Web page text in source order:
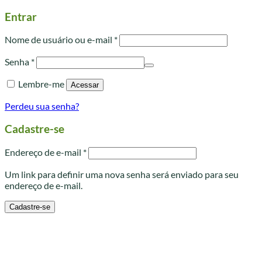
Entrar
Nome de usuário ou e-mail *Obrigatório
Senha *Obrigatório
Lembre-me Acessar
Perdeu sua senha?
Cadastre-se
Endereço de e-mail *Obrigatório
Um link para definir uma nova senha será enviado para seu
endereço de e-mail.
Cadastre-se